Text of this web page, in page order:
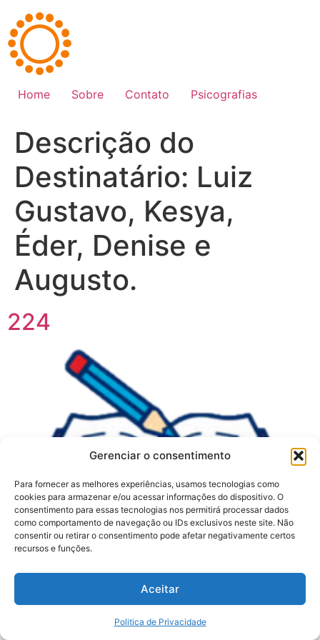
Gerenciar o consentimento
Para fornecer as melhores experiências, usamos tecnologias como
cookies para armazenar e/ou acessar informações do dispositivo. O
consentimento para essas tecnologias nos permitirá processar dados
como comportamento de navegação ou IDs exclusivos neste site. Não
consentir ou retirar o consentimento pode afetar negativamente certos
recursos e funções.
Aceitar
Politica de Privacidade
para
conteúdo
Home Sobre Contato Psicografias
Descrição do
Destinatário: Luiz
Gustavo, Kesya,
Éder, Denise e
Augusto.
224